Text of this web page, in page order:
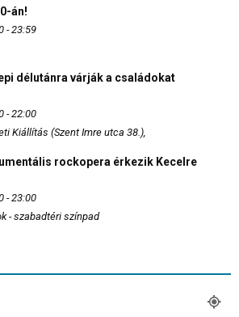
án!
- 23:59
délutánra várják a családokat
- 22:00
Kiállítás (Szent Imre utca 38.),
rockopera érkezik Kecelre
- 23:00
- szabadtéri színpad